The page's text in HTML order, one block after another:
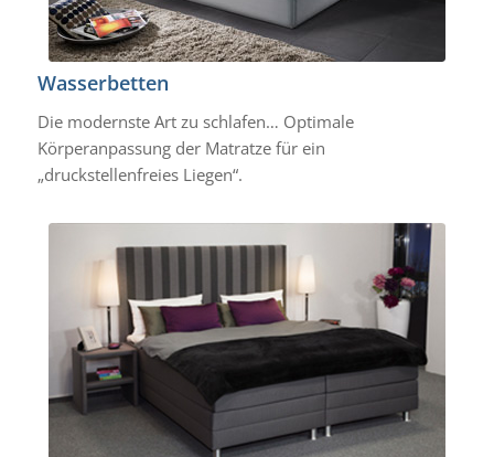
Wasserbetten
Die modernste Art zu schlafen… Optimale
Körperanpassung der Matratze für ein
„druckstellenfreies Liegen“.